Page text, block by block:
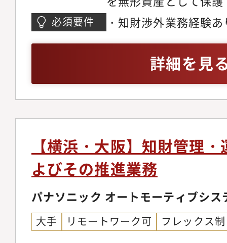
させ、収益化につな
SoCサプライヤ等の
産を活用した協業関
戦略上重要となる中
協業契約を検討し交
強化に貢献する・
ライセンスアウト契
ること・SDV化にお
産を活用する契約は
他のステークホルダ
ことで事業方針や事
の強化と企業価値の
ンス交渉や知財係争
など知財渉外業務・
ポートフォリオの多
する中で、社内外の
ぎ、関係者との対話
案件を主体的に推進
います。また、個々
DXを掛け合わせ、チ
組織の成長にも貢献
な仕事内容社内関連
国代理人、顧客・サ
必須要件
・知財渉外業務経験
（最低限のビジネス
詳細を見
【横浜・大阪】知財管理
よびその推進業務
パナソニック オートモーティブシス
大手 リモートワーク可 フレックス制